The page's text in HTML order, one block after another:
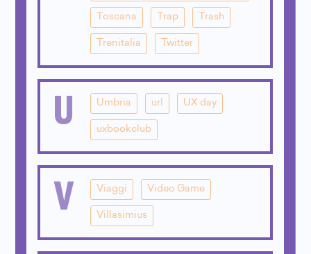
Toscana Trap Trash
Trenitalia Twitter
U Umbria url UX day
uxbookclub
V Viaggi Video Game
Villasimius